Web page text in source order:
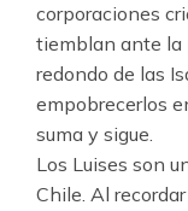
corporaciones
tiemblan ante la
redondo de las
empobrecerlos
suma y sigue.
Los Luises son
Chile. Al